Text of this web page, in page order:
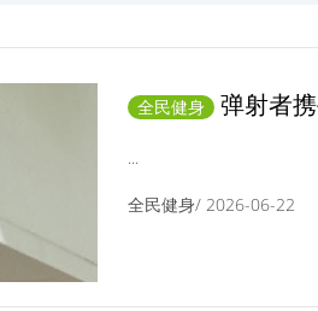
全民健身
弹射者
...
全民健身/ 2026-06-22